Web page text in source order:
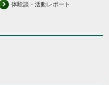
体験談・活動レポート